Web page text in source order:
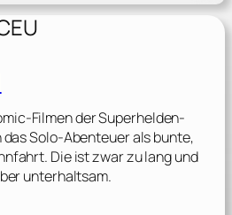
Filmen der Superhelden-
Solo-Abenteuer als bunte,
Die ist zwar zu lang und
unterhaltsam.